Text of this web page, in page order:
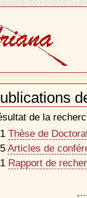
de la
1 Thèse de
5 Articles de
1 Rapport de